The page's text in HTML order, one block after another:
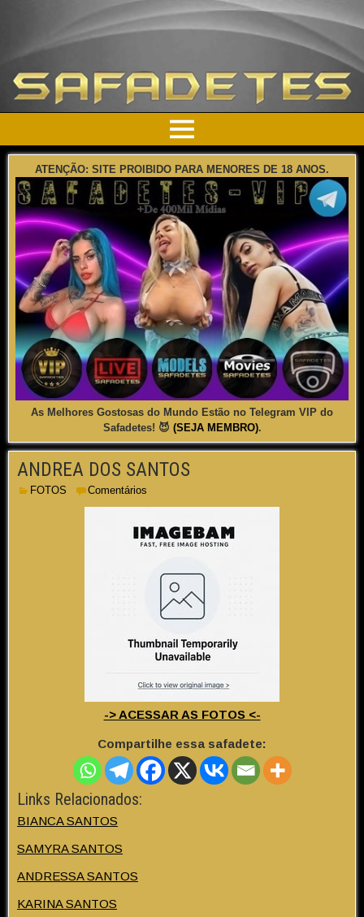
ATENÇÃO: SITE PROIBIDO PARA MENORES DE 18 ANOS.
As Melhores Gostosas do Mundo Estão no Telegram VIP do
Safadetes! 😈 (SEJA MEMBRO).
ANDREA DOS SANTOS
FOTOS Comentários
-> ACESSAR AS FOTOS <-
Compartilhe essa safadete:
Links Relacionados:
BIANCA SANTOS
SAMYRA SANTOS
ANDRESSA SANTOS
KARINA SANTOS